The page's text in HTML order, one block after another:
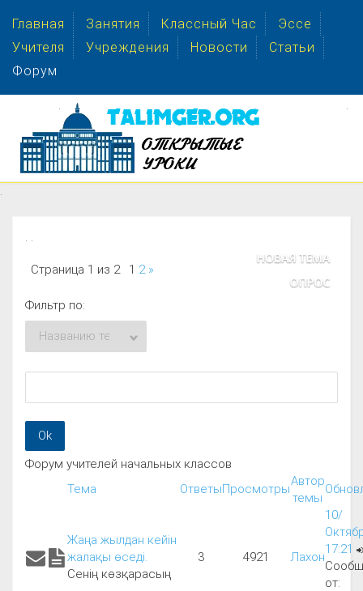
Главная Занятия Классный Час
Эссе
Учителя
Учреждения Новости
Статьи
Форум
.
. .
Страница 1 из 2 1 2 »
Фильтр по:
Форум учителей начальных классов
Тема
ОтветыПросмотры
Автор
темы
Жаңа жылдан кейін
жалақы өседі.
Сенің көзқарасың
3 4921 Лахон
10/
17:21
от:
. .